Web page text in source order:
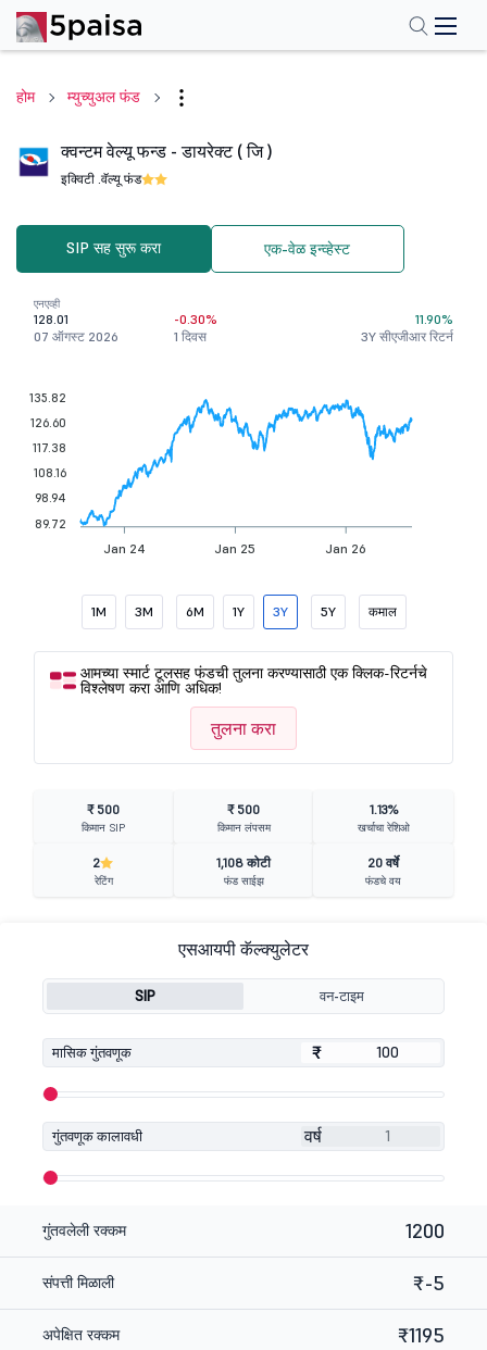
होम म्युच्युअल फंड
क्वन्टम वेल्यू फन्ड - डायरेक्ट ( जि )
इक्विटी .वॅल्यू फंड
SIP सह सुरू करा एक-वेळ इन्व्हेस्ट
एनएव्ही
128.01
07 ऑगस्ट 2026
-0.30%
1 दिवस
11.90%
3Y सीएजीआर रिटर्न
Jan 24 Jan 25 Jan 26
135.82
126.60
117.38
108.16
98.94
89.72
1M 3M 6M 1Y 3Y 5Y कमाल
आमच्या स्मार्ट टूलसह फंडची तुलना करण्यासाठी एक क्लिक-रिटर्नचे
विश्लेषण करा आणि अधिक!
तुलना करा
₹ 500
किमान SIP
₹ 500
किमान लंपसम
1.13%
खर्चाचा रेशिओ
2
रेटिंग
1,108 कोटी
फंड साईझ
20 वर्षे
फंडचे वय
एसआयपी कॅल्क्युलेटर
SIP वन-टाइम
मासिक गुंतवणूक ₹
₹
गुंतवणूक कालावधी वर्ष
गुंतवलेली रक्कम 1200
संपत्ती मिळाली ₹-5
अपेक्षित रक्कम ₹1195